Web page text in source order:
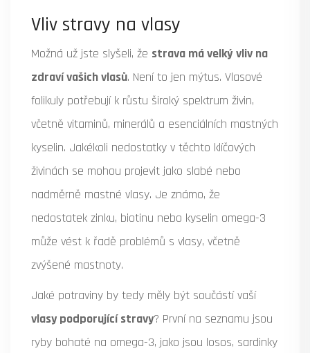
Vliv stravy na vlasy
Možná už jste slyšeli, že strava má velký vliv na
zdraví vašich vlasů. Není to jen mýtus. Vlasové
folikuly potřebují k růstu široký spektrum živin,
včetně vitaminů, minerálů a esenciálních mastných
kyselin. Jakékoli nedostatky v těchto klíčových
živinách se mohou projevit jako slabé nebo
nadměrně mastné vlasy. Je známo, že
nedostatek zinku, biotinu nebo kyselin omega-3
může vést k řadě problémů s vlasy, včetně
zvýšené mastnoty.
Jaké potraviny by tedy měly být součástí vaší
vlasy podporující stravy? První na seznamu jsou
ryby bohaté na omega-3, jako jsou losos, sardinky